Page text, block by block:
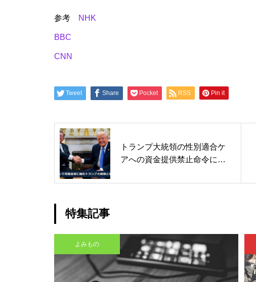
参考 NHK
BBC
CNN
Tweet Share Pocket RSS Pin it
トランプ大統領の性別適合ケ
アへの資金提供禁止命令に3
特集記事
よみもの